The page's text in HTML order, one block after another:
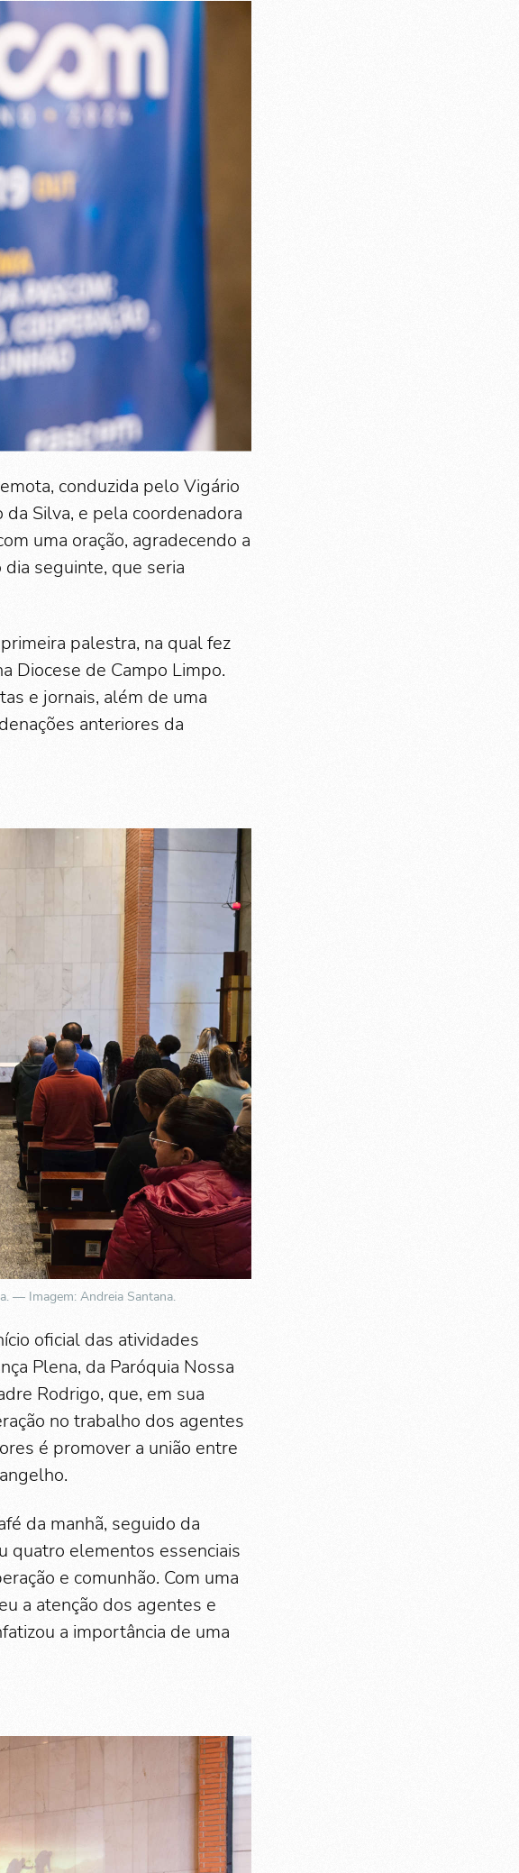
conduzida pelo Vigário
Silva, e pela coordenadora
uma oração, agradecendo a
seguinte, que seria
palestra, na qual fez
Diocese de Campo Limpo.
e jornais, além de uma
anteriores da
— Imagem: Andreia Santana.
oficial das atividades
Plena, da Paróquia Nossa
Rodrigo, que, em sua
no trabalho dos agentes
é promover a união entre
da manhã, seguido da
quatro elementos essenciais
e comunhão. Com uma
a atenção dos agentes e
a importância de uma